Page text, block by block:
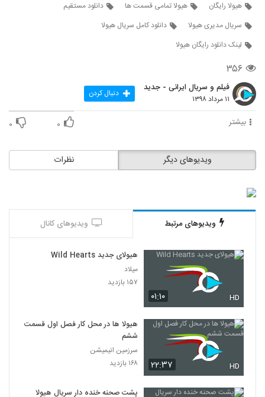
هیولا رایگان
هیولا تمامی قسمت ها
دانلود مستقیم
سریال مدیری هیولا
دانلود کامل سریال هیولا
لینک دانلود رایگان هیولا
۳۵۶
فیلم و سریال ایرانی - جدید
۱۱ مرداد ۱۳۹۸ دنبال کردن
بیشتر ۰ ۰
نظرات ویدیوهای دیگر
ویدیوهای مرتبط ویدیوهای کانال
۰۱:۱۰ HD
هیولای جدید Wild Hearts
میلاد
۱۵۷ بازدید
۲۲:۳۷ HD
هیولا ها در محل کار فصل اول قسمت
ششم
سرزمین انیمیشن
۱۶۸ بازدید
پشت صحنه خنده دار سریال هیولا